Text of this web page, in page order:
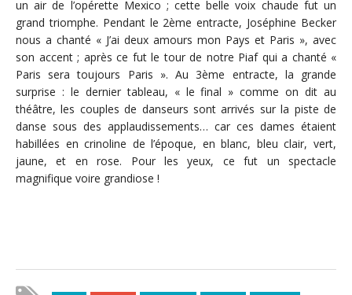
un air de l’opérette Mexico ; cette belle voix chaude fut un
grand triomphe. Pendant le 2ème entracte, Joséphine Becker
nous a chanté « J’ai deux amours mon Pays et Paris », avec
son accent ; après ce fut le tour de notre Piaf qui a chanté «
Paris sera toujours Paris ». Au 3ème entracte, la grande
surprise : le dernier tableau, « le final » comme on dit au
théâtre, les couples de danseurs sont arrivés sur la piste de
danse sous des applaudissements… car ces dames étaient
habillées en crinoline de l’époque, en blanc, bleu clair, vert,
jaune, et en rose. Pour les yeux, ce fut un spectacle
magnifique voire grandiose !